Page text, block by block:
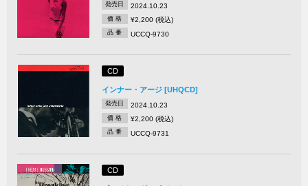
発売日 2024.10.23
価 格 ¥2,200 (税込)
品 番 UCCQ-9730
CD
インナー・アージ [UHQCD]
発売日 2024.10.23
価 格 ¥2,200 (税込)
品 番 UCCQ-9731
CD